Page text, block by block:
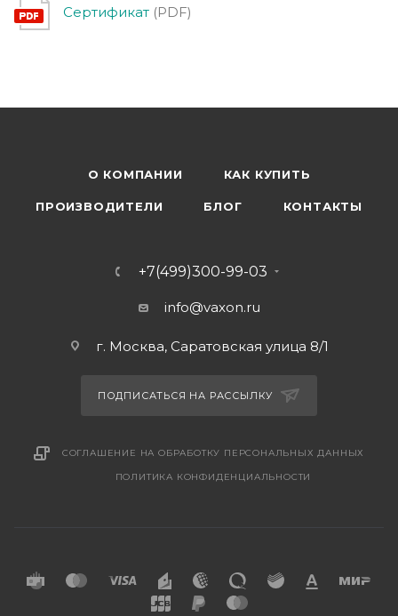
Сертификат (PDF)
О КОМПАНИИ КАК КУПИТЬ
ПРОИЗВОДИТЕЛИ БЛОГ КОНТАКТЫ
+7(499)300-99-03
info@vaxon.ru
г. Москва, Саратовская улица 8/1
ПОДПИСАТЬСЯ НА РАССЫЛКУ
СОГЛАШЕНИЕ НА ОБРАБОТКУ ПЕРСОНАЛЬНЫХ ДАННЫХ
ПОЛИТИКА КОНФИДЕНЦИАЛЬНОСТИ